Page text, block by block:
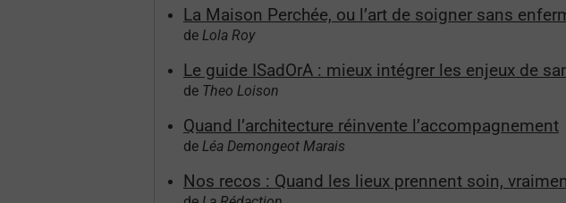
La Maison Perchée, ou l’art de soigner sans
de Lola Roy
Le guide ISadOrA : mieux intégrer les enjeux de
de Theo Loison
Quand l’architecture réinvente l’accompagnement
de Léa Demongeot Marais
Nos recos : Quand les lieux prennent soin,